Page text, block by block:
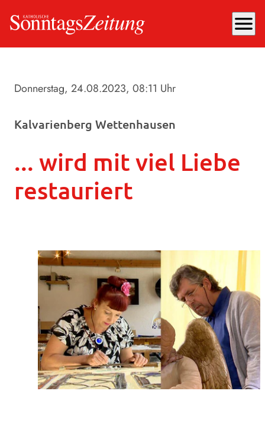
menu
Donnerstag, 24.08.2023, 08:11 Uhr
Kalvarienberg Wettenhausen
... wird mit viel Liebe
restauriert